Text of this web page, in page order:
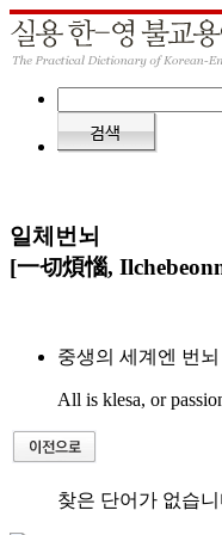
일체번뇌
[一切煩惱,
중생의 세계엔 번
All is klesa, or
찾은 단어가 없습니